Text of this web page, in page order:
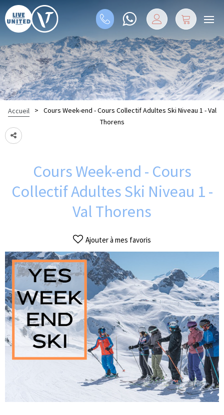
Accueil >
Cours Week-end - Cours Collectif Adultes Ski Niveau 1 - Val
Thorens
Cours Week-end - Cours
Collectif Adultes Ski Niveau 1 -
Val Thorens
Ajouter à mes favoris